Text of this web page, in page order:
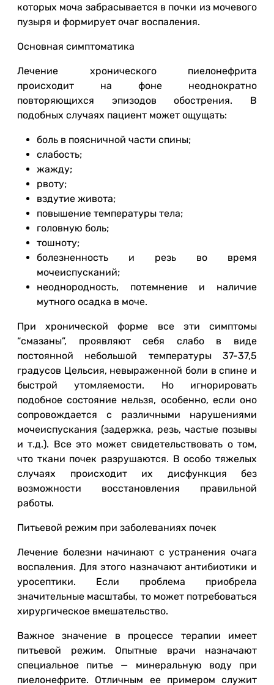
которых моча забрасывается в почки из мочевого
пузыря и формирует очаг воспаления.
Основная симптоматика
Лечение хронического пиелонефрита
происходит на фоне неоднократно
повторяющихся эпизодов обострения. В
подобных случаях пациент может ощущать:
боль в поясничной части спины;
слабость;
жажду;
рвоту;
вздутие живота;
повышение температуры тела;
головную боль;
тошноту;
болезненность и резь во время
мочеиспусканий;
неоднородность, потемнение и наличие
мутного осадка в моче.
При хронической форме все эти симптомы
“смазаны”, проявляют себя слабо в виде
постоянной небольшой температуры 37-37,5
градусов Цельсия, невыраженной боли в спине и
быстрой утомляемости. Но игнорировать
подобное состояние нельзя, особенно, если оно
сопровождается с различными нарушениями
мочеиспускания (задержка, резь, частые позывы
и т.д.). Все это может свидетельствовать о том,
что ткани почек разрушаются. В особо тяжелых
случаях происходит их дисфункция без
возможности восстановления правильной
работы.
Питьевой режим при заболеваниях почек
Лечение болезни начинают с устранения очага
воспаления. Для этого назначают антибиотики и
уросептики. Если проблема приобрела
значительные масштабы, то может потребоваться
хирургическое вмешательство.
Важное значение в процессе терапии имеет
питьевой режим. Опытные врачи назначают
специальное питье — минеральную воду при
пиелонефрите. Отличным ее примером служит